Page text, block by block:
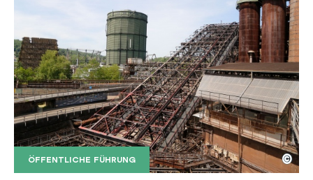
ÖFFENTLICHE FÜHRUNG
Der Erzschrägaufzug der Völklinger Hütte mit
Copyright: Weltkulturerbe Völklinger Hütte | Karl
©